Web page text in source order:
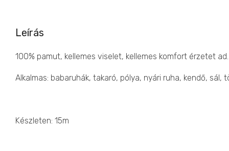
Leírás
100% pamut, kellemes viselet, kellemes komfort érzetet
Alkalmas: babaruhák, takaró, pólya, nyári ruha, kendő, sál,
Készleten: 15m